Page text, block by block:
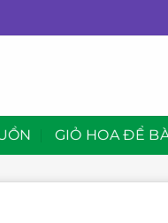
GIỎ HOA ĐỂ